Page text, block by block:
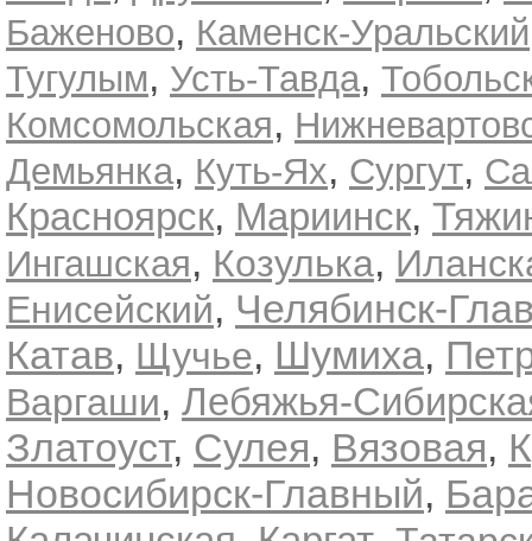
Баженово, Каменск-Уральский
Тугулым, Усть-Тавда,
Комсомольская,
Демьянка, Куть-Ях, Сургут,
Красноярск, Мариинск,
Ингашская, Козулька,
Енисейский, Челябинск-
Катав, Щучье, Шумиха,
Варгаши, Лебяжья-
Златоуст, Сулея, Вязовая,
Новосибирск-Главный,